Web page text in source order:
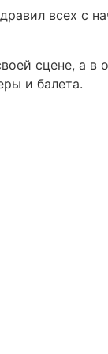
всех с
сцене, а
и балета.